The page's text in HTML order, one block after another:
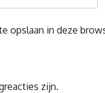
opslaan in deze
zijn.